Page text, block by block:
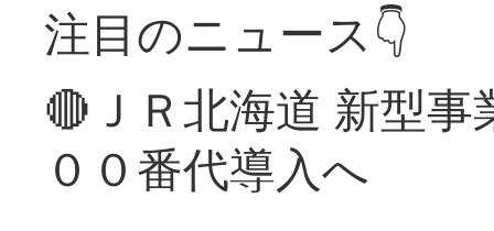
注目のニュース👇
🔴ＪＲ北海道 新型
００番代導入へ